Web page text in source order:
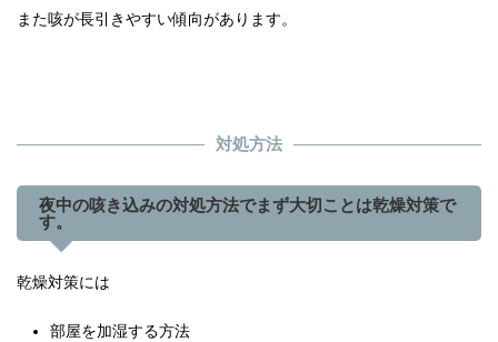
また咳が長引きやすい傾向があります。
対処方法
夜中の咳き込みの対処方法でまず大切ことは乾燥対策で
す。
乾燥対策には
部屋を加湿する方法